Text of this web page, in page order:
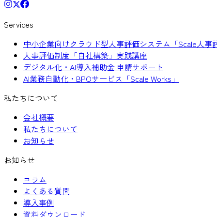
Services
中小企業向けクラウド型人事評価システム「Scale人事
人事評価制度「自社構築」実践講座
デジタル化・AI導入補助金 申請サポート
AI業務自動化・BPOサービス「Scale Works」
私たちについて
会社概要
私たちについて
お知らせ
お知らせ
コラム
よくある質問
導入事例
資料ダウンロード